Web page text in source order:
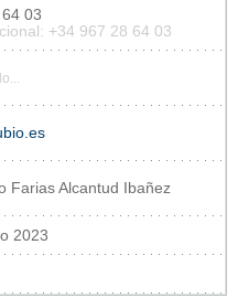
03
+34 967 28 64 03
Farias Alcantud Ibañez
2023